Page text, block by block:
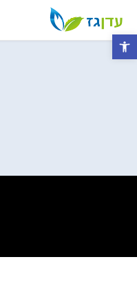
פתח סרגל נגישות